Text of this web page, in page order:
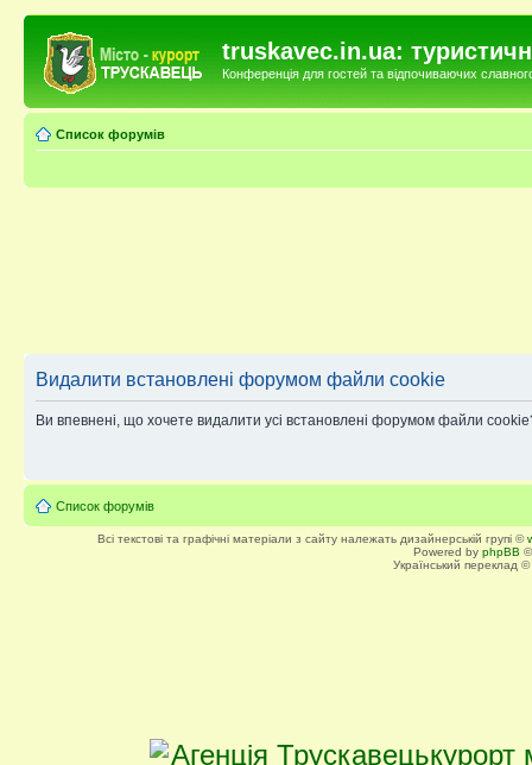
truskavec.in.ua:
Конференція для гостей та відпочиваючих
Список форумів
Видалити встановлені форумом файли cookie
Ви впевнені, що хочете видалити усі встановлені форумом файли
Список форумів
Всі текстові та графічні матеріали з сайту належать дизайнерській групі ©
Powered by phpBB
Український переклад